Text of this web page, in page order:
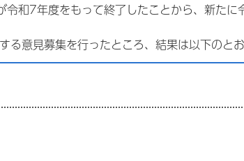
和7年度をもって終了したことから、新た
意見募集を行ったところ、結果は以下のと